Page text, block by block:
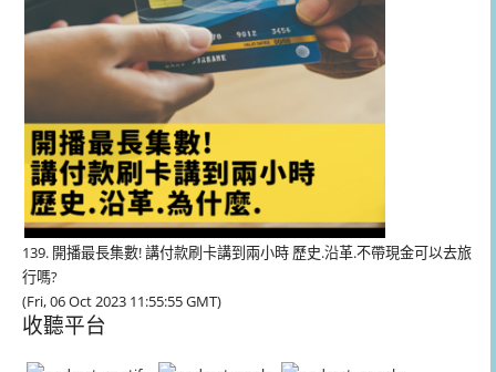
139. 開播最長集數! 講付款刷卡講到兩小時 歷史.沿革.不帶現金可以去旅
行嗎?
(Fri, 06 Oct 2023 11:55:55 GMT)
收聽平台